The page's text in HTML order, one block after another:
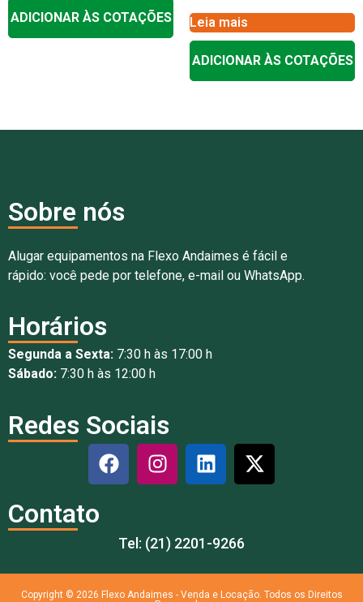
ADICIONAR ÀS COTAÇÕES Leia mais
ADICIONAR ÀS COTAÇÕES
Sobre nós
Alugar equipamentos na Flexo Andaimes é fácil e
rápido: você pede por telefone, e-mail ou WhatsApp.
Horários
Segunda a Sexta: 7:30 h às 17:00 h
Sábado: 7:30 h às 12:00 h
Redes Sociais
Contato
Tel: (21) 2201-9266
Copyright © 2026 Flexo Andaimes - Venda e Locação. Todos os Direitos